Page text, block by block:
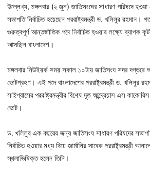
উল্লেখ্য, মঙ্গলবার (২ জুন) জাতিসংঘের সাধারণ পরিষদে
সভাপতি নির্বাচিত হয়েছেন পররাষ্ট্রমন্ত্রী ড. খলিলুর রহমান।
গুরুত্বপূর্ণ আন্তর্জাতিক পদে নির্বাচিত হওয়ার লক্ষ্যে ব্যাপক
আসছিল বাংলাদেশ।
মঙ্গলবার নিউইয়র্ক সময় সকাল ১০টায় জাতিসংঘ সদর দপ্তরে
ভোটগ্রহণ। এই পদে বাংলাদেশের পররাষ্ট্রমন্ত্রী ড. খলিলুর
সাইপ্রাসের পররাষ্ট্রমন্ত্রীর বিশেষ দূত আন্দ্রেয়াস এস
ভোট।
ড. খলিলুর এক বছরের জন্য জাতিসংঘ সাধারণ পরিষদের
নির্বাচিত হওয়ার মধ্য দিয়ে জার্মানির সাবেক পররাষ্ট্রমন্ত্রী
স্থলাভিষিক্ত হলেন তিনি।